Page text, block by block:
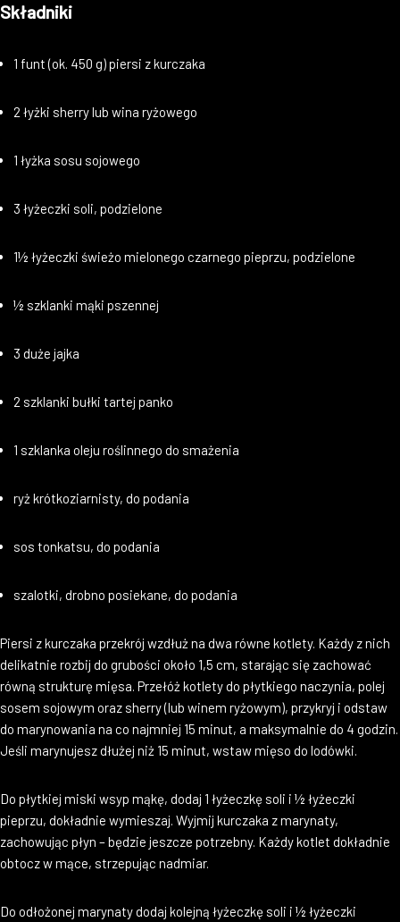
Składniki
1 funt (ok. 450 g) piersi z kurczaka
2 łyżki sherry lub wina ryżowego
1 łyżka sosu sojowego
3 łyżeczki soli, podzielone
1½ łyżeczki świeżo mielonego czarnego pieprzu, podzielone
½ szklanki mąki pszennej
3 duże jajka
2 szklanki bułki tartej panko
1 szklanka oleju roślinnego do smażenia
ryż krótkoziarnisty, do podania
sos tonkatsu, do podania
szalotki, drobno posiekane, do podania
Piersi z kurczaka przekrój wzdłuż na dwa równe kotlety. Każdy z nich
delikatnie rozbij do grubości około 1,5 cm, starając się zachować
równą strukturę mięsa. Przełóż kotlety do płytkiego naczynia, polej
sosem sojowym oraz sherry (lub winem ryżowym), przykryj i odstaw
do marynowania na co najmniej 15 minut, a maksymalnie do 4 godzin.
Jeśli marynujesz dłużej niż 15 minut, wstaw mięso do lodówki.
Do płytkiej miski wsyp mąkę, dodaj 1 łyżeczkę soli i ½ łyżeczki
pieprzu, dokładnie wymieszaj. Wyjmij kurczaka z marynaty,
zachowując płyn – będzie jeszcze potrzebny. Każdy kotlet dokładnie
obtocz w mące, strzepując nadmiar.
Do odłożonej marynaty dodaj kolejną łyżeczkę soli i ½ łyżeczki